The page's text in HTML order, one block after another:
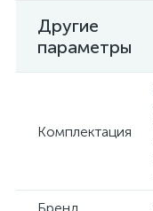
Другие
параметры
Комплектация